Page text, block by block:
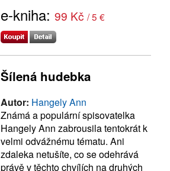
e-kniha: 99 Kč / 5 €
Šílená hudebka
Autor: Hangely Ann
Známá a populární spisovatelka
Hangely Ann zabrousila tentokrát k
velmi odvážnému tématu. Ani
zdaleka netušíte, co se odehrává
právě v těchto chvílích na druhých